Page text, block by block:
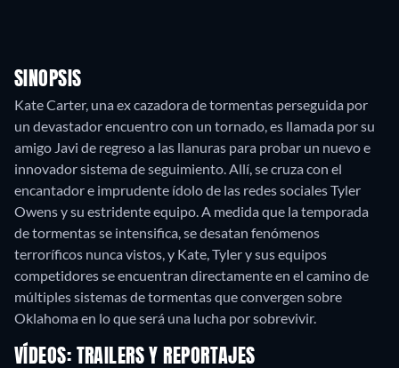
SINOPSIS
Kate Carter, una ex cazadora de tormentas perseguida por
un devastador encuentro con un tornado, es llamada por su
amigo Javi de regreso a las llanuras para probar un nuevo e
innovador sistema de seguimiento. Allí, se cruza con el
encantador e imprudente ídolo de las redes sociales Tyler
Owens y su estridente equipo. A medida que la temporada
de tormentas se intensifica, se desatan fenómenos
terroríficos nunca vistos, y Kate, Tyler y sus equipos
competidores se encuentran directamente en el camino de
múltiples sistemas de tormentas que convergen sobre
Oklahoma en lo que será una lucha por sobrevivir.
VÍDEOS: TRAILERS Y REPORTAJES